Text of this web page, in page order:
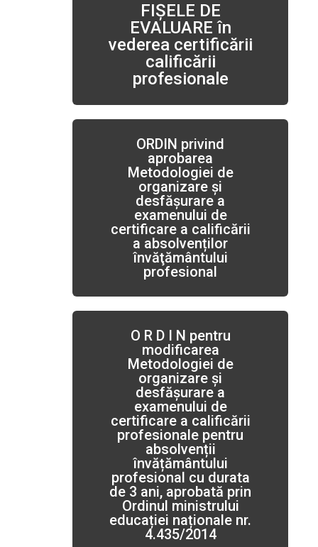
FIŞELE DE
EVALUARE în
vederea certificării
calificării
profesionale
ORDIN privind
aprobarea
Metodologiei de
organizare și
desfășurare a
examenului de
certificare a calificării
a absolvenților
învăţământului
profesional
O R D I N pentru
modificarea
Metodologiei de
organizare și
desfășurare a
examenului de
certificare a calificării
profesionale pentru
absolvenții
învățământului
profesional cu durata
de 3 ani, aprobată prin
Ordinul ministrului
educației naționale nr.
4.435/2014